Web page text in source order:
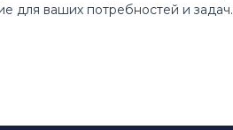
для ваших потребностей и задач.